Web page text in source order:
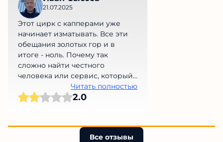
21.07.2025
Этот цирк с капперами уже
начинает изматывать. Все эти
обещания золотых гор и в
итоге - ноль. Почему так
сложно найти честного
человека или сервис, который
не обманет нас на деньги?
Просто невыносимо!
Читать полностью
2.0
Все отзывы